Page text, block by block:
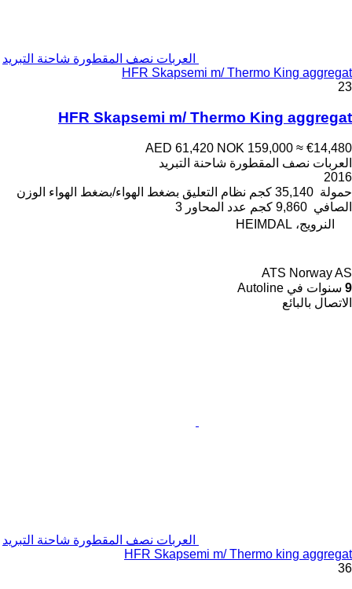
العربات نصف المقطورة شاحنة التبريد
HFR Skapsemi m/ Thermo King aggregat
23
HFR Skapsemi m/ Thermo King aggregat
AED 61,420 NOK 159,000 ≈ €14,480
العربات نصف المقطورة شاحنة التبريد
2016
حمولة 35,140 كجم نظام التعليق بضغط الهواء/بضغط الهواء الوزن
الصافي 9,860 كجم عدد المحاور 3
النرويج، HEIMDAL
ATS Norway AS
9 سنوات في Autoline
الاتصال بالبائع
العربات نصف المقطورة شاحنة التبريد
HFR Skapsemi m/ Thermo king aggregat
36